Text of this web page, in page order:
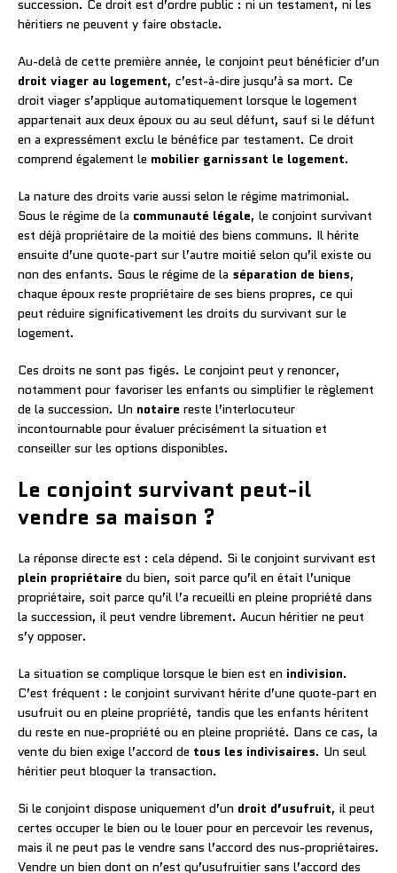
succession. Ce droit est d’ordre public : ni un testament, ni les
héritiers ne peuvent y faire obstacle.
Au-delà de cette première année, le conjoint peut bénéficier d’un
droit viager au logement, c’est-à-dire jusqu’à sa mort. Ce
droit viager s’applique automatiquement lorsque le logement
appartenait aux deux époux ou au seul défunt, sauf si le défunt
en a expressément exclu le bénéfice par testament. Ce droit
comprend également le mobilier garnissant le logement.
La nature des droits varie aussi selon le régime matrimonial.
Sous le régime de la communauté légale, le conjoint survivant
est déjà propriétaire de la moitié des biens communs. Il hérite
ensuite d’une quote-part sur l’autre moitié selon qu’il existe ou
non des enfants. Sous le régime de la séparation de biens,
chaque époux reste propriétaire de ses biens propres, ce qui
peut réduire significativement les droits du survivant sur le
logement.
Ces droits ne sont pas figés. Le conjoint peut y renoncer,
notamment pour favoriser les enfants ou simplifier le règlement
de la succession. Un notaire reste l’interlocuteur
incontournable pour évaluer précisément la situation et
conseiller sur les options disponibles.
Le conjoint survivant peut-il
vendre sa maison ?
La réponse directe est : cela dépend. Si le conjoint survivant est
plein propriétaire du bien, soit parce qu’il en était l’unique
propriétaire, soit parce qu’il l’a recueilli en pleine propriété dans
la succession, il peut vendre librement. Aucun héritier ne peut
s’y opposer.
La situation se complique lorsque le bien est en indivision.
C’est fréquent : le conjoint survivant hérite d’une quote-part en
usufruit ou en pleine propriété, tandis que les enfants héritent
du reste en nue-propriété ou en pleine propriété. Dans ce cas, la
vente du bien exige l’accord de tous les indivisaires. Un seul
héritier peut bloquer la transaction.
Si le conjoint dispose uniquement d’un droit d’usufruit, il peut
certes occuper le bien ou le louer pour en percevoir les revenus,
mais il ne peut pas le vendre sans l’accord des nus-propriétaires.
Vendre un bien dont on n’est qu’usufruitier sans l’accord des